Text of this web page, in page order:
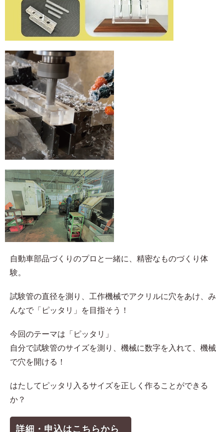
自動車部品づくりのプロと一緒に、精密なものづくり体
験。
試験管の直径を測り、工作機械でアクリルに穴をあけ、み
んなで「ピッタリ」を目指そう！
今回のテーマは「ピッタリ」
自分で試験管のサイズを測り、機械に数字を入れて、機械
で穴を開ける！
はたしてピッタリ入るサイズを正しく作ることができる
か？
詳細・申込はこちらから